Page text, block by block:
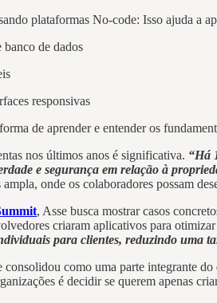
plataformas No-code: Isso ajuda a
de dados
responsivas
de aprender e entender os
nos últimos anos é significativa. “Há
e segurança em relação à
onde os colaboradores possam
, Asse busca mostrar casos
criaram aplicativos para
para clientes, reduzindo uma
como uma parte integrante
é decidir se querem apenas